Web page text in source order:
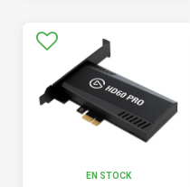
EN STOCK